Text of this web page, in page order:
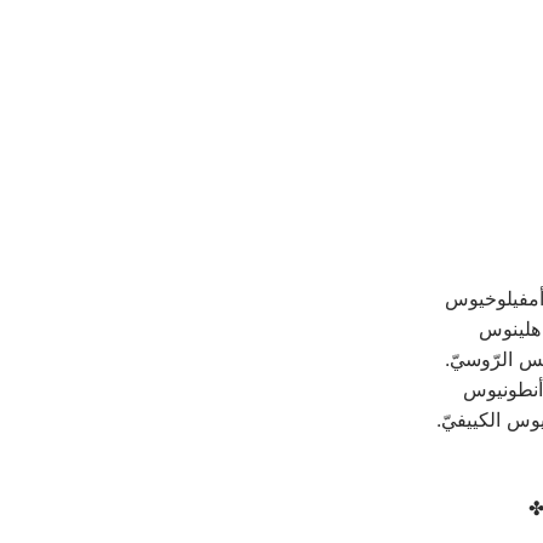
الرّوسيّ.
الكييفيّ.
✤